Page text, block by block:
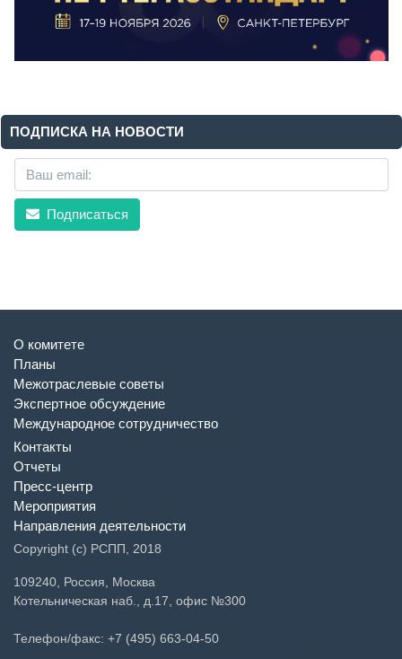
ПОДПИСКА НА НОВОСТИ
Подписаться
О комитете
Планы
Межотраслевые советы
Экспертное обсуждение
Международное сотрудничество
Контакты
Отчеты
Пресс-центр
Мероприятия
Направления деятельности
Copyright (c) РСПП, 2018
109240, Россия, Москва
Котельническая наб., д.17, офис №300
Телефон/факс: +7 (495) 663-04-50